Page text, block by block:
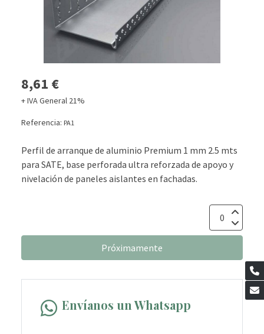
8,61 €
+ IVA General 21%
Referencia: PA1
Perfil de arranque de aluminio Premium 1 mm 2.5 mts
para SATE, base perforada ultra reforzada de apoyo y
nivelación de paneles aislantes en fachadas.
Próximamente
Envíanos un Whatsapp